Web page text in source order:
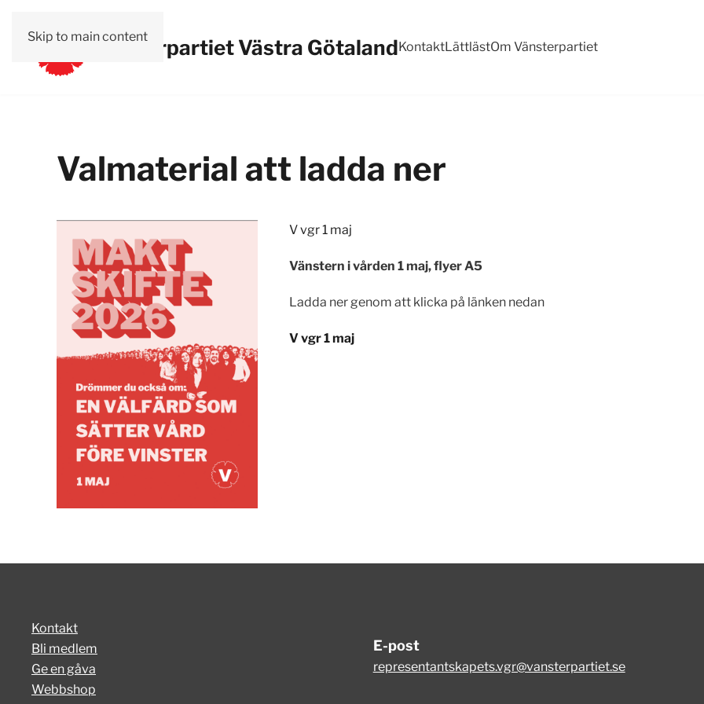
Skip to main contentVänsterpartiet Västra GötalandKontaktLättlästOm Vänsterpartiet
Valmaterial att ladda ner
V vgr 1 maj
Vänstern i vården 1 maj, flyer A5
Ladda ner genom att klicka på länken nedan
V vgr 1 maj
Kontakt
Bli medlem
Ge en gåva
Webbshop
E-post
representantskapets.vgr@vansterpartiet.se